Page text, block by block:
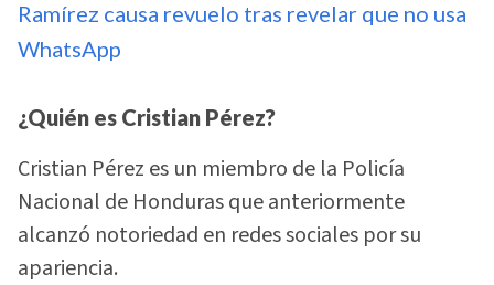
Ramírez causa revuelo tras revelar que no usa
WhatsApp
¿Quién es Cristian Pérez?
Cristian Pérez es un miembro de la Policía
Nacional de Honduras que anteriormente
alcanzó notoriedad en redes sociales por su
apariencia.